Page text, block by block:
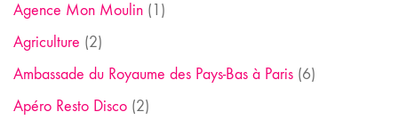
Agence Mon Moulin (1)
Agriculture (2)
Ambassade du Royaume des Pays-Bas à Paris (6)
Apéro Resto Disco (2)